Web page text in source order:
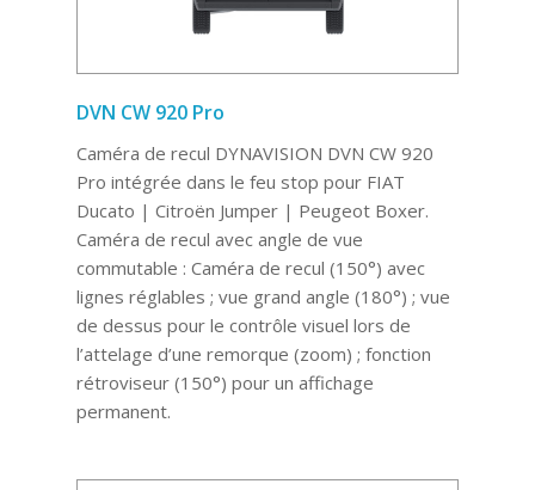
DVN CW 920 Pro
Caméra de recul DYNAVISION DVN CW 920
Pro intégrée dans le feu stop pour FIAT
Ducato | Citroën Jumper | Peugeot Boxer.
Caméra de recul avec angle de vue
commutable : Caméra de recul (150°) avec
lignes réglables ; vue grand angle (180°) ; vue
de dessus pour le contrôle visuel lors de
l’attelage d’une remorque (zoom) ; fonction
rétroviseur (150°) pour un affichage
permanent.